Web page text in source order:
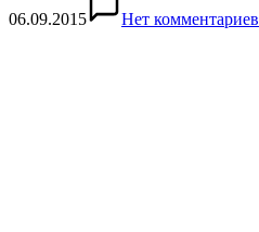
06.09.2015 Нет комментариев